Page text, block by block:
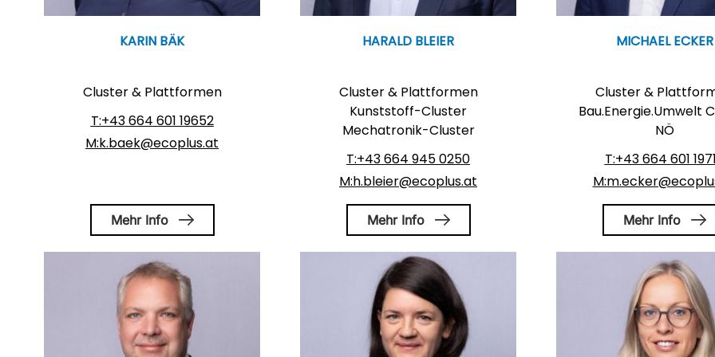
KARIN BÄK
Cluster & Plattformen
T:+43 664 601 19652
M:k.baek@ecoplus.at
Mehr Info
HARALD BLEIER
Cluster & Plattformen
Kunststoff-Cluster
Mechatronik-Cluster
T:+43 664 945 0250
M:h.bleier@ecoplus.at
Mehr Info
MICHAEL ECKER
Cluster &
Bau.Energie.Umwelt
NÖ
T:+43 664 601
Mehr Info